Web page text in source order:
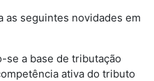
as seguintes novidades em
se a base de tributação
ativa do tributo